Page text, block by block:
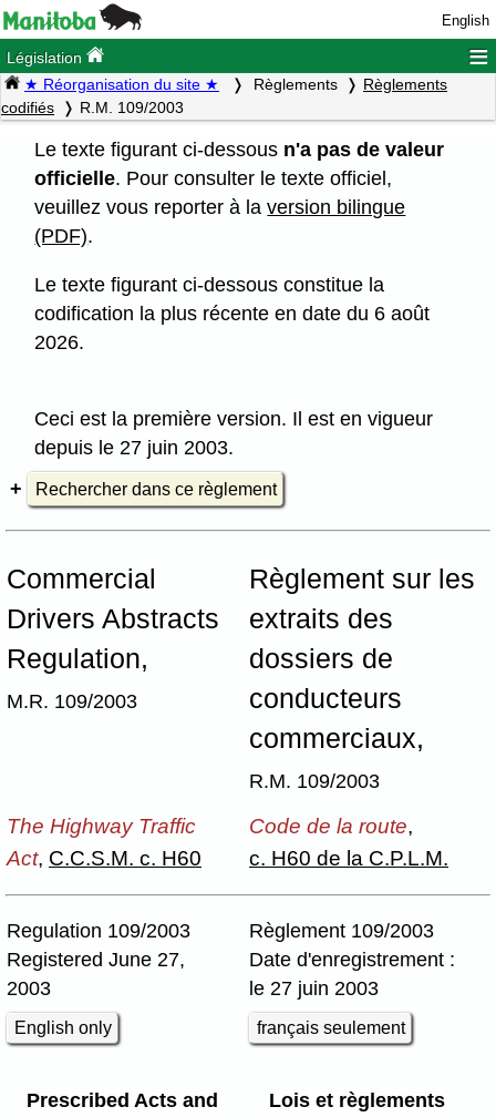
English
Législation ≡
★ Réorganisation du site ★ Règlements
Règlements
codifiés
R.M. 109/2003
Le texte figurant ci-dessous n'a pas de valeur
officielle. Pour consulter le texte officiel,
veuillez vous reporter à laversion bilingue
(PDF).
Le texte figurant ci-dessous constitue la
codification la plus récente en date du 6 août
2026.
Ceci est la première version. Il est en vigueur
depuis le 27 juin 2003.
Rechercher dans ce règlement
Commercial
Drivers Abstracts
Regulation,
M.R. 109/2003
Règlement sur les
extraits des
dossiers de
conducteurs
commerciaux,
R.M. 109/2003
The Highway Traffic
Act, C.C.S.M. c. H60
Code de la route,
c. H60 de la C.P.L.M.
Regulation 109/2003
Registered June 27,
2003
English only
Règlement 109/2003
Date d'enregistrement :
le 27 juin 2003
français seulement
Prescribed Acts and
Lois et règlements